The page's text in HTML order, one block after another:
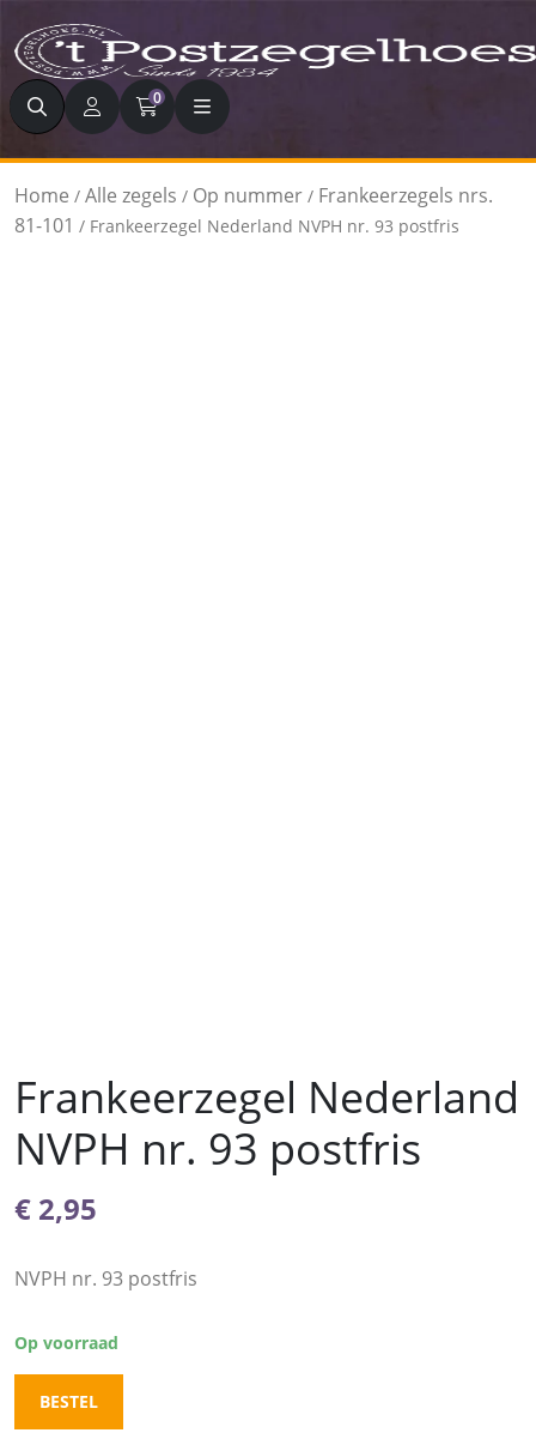
Zoeken 0
Home / Alle zegels / Op nummer / Frankeerzegels nrs.
81-101 / Frankeerzegel Nederland NVPH nr. 93 postfris
Frankeerzegel Nederland
NVPH nr. 93 postfris
€ 2,95
NVPH nr. 93 postfris
Op voorraad
BESTEL